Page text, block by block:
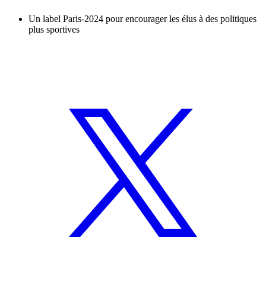
Un label Paris-2024 pour encourager les élus à des politiques
plus sportives